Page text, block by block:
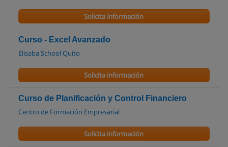
Solicita información
Curso - Excel Avanzado
Elisaba School Quito
Solicita información
Curso de Planificación y Control Financiero
Centro de Formación Empresarial
Solicita información